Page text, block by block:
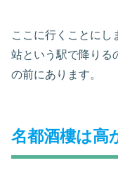
ここに行くことにし
站という駅で降りる
の前にあります。
名都酒樓は高